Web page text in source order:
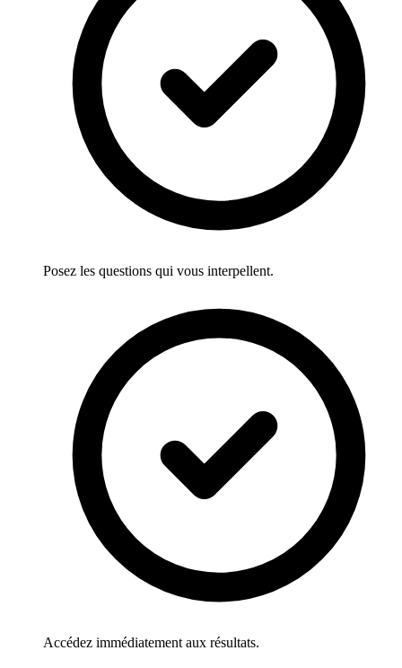
Posez les questions qui vous interpellent.
Accédez immédiatement aux résultats.